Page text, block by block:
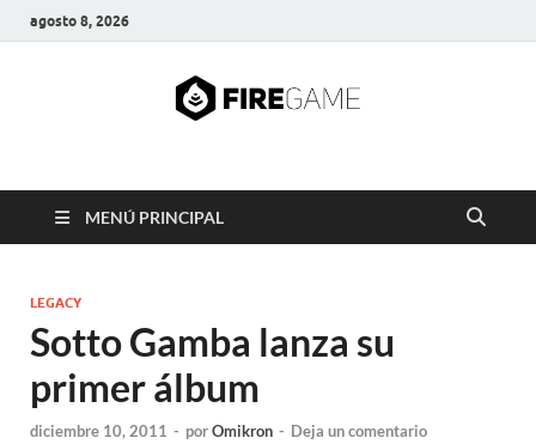
agosto 8, 2026
FIRE GAME
MENÚ PRINCIPAL
LEGACY
Sotto Gamba lanza su
primer álbum
diciembre 10, 2011 - porOmikron - Deja un comentario